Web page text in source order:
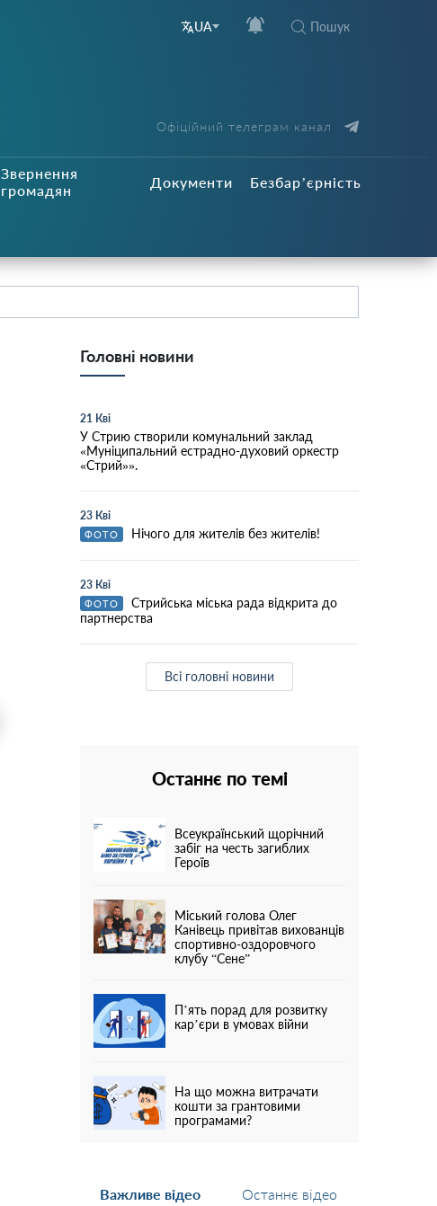
UA Пошук
Офіційний телеграм канал
Звернення
громадян
Документи Безбар’єрність
Головні новини
21 Кві
У Стрию створили комунальний заклад
«Муніципальний естрадно-духовий оркестр
«Стрий»».
23 Кві
ФОТО Нічого для жителів без жителів!
23 Кві
ФОТО
Стрийська міська рада відкрита до
партнерства
Всі головні новини
Останнє по темі
Всеукраїнський щорічний
забіг на честь загиблих
Героїв
Міський голова Олег
Канівець привітав вихованців
спортивно-оздоровчого
клубу “Сене”
П’ять порад для розвитку
кар’єри в умовах війни
На що можна витрачати
кошти за грантовими
програмами?
Важливе відео Останнє відео